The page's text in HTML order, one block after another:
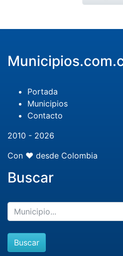
Portada
Municipios
Contacto
2010 - 2026
Con ❤️ desde Colombia
Buscar
Buscar